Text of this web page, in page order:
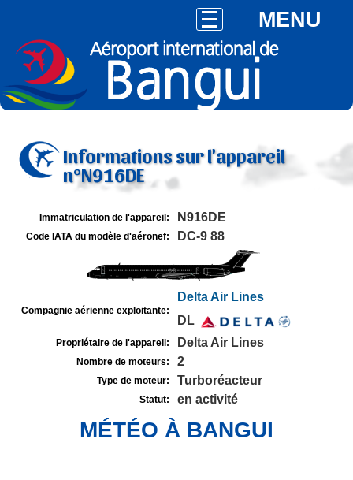
MENU
Informations sur l'appareil
n°N916DE
Immatriculation de l'appareil: N916DE
Code IATA du modèle d'aéronef: DC-9 88
Compagnie aérienne exploitante:
Delta Air Lines
DL
Propriétaire de l'appareil: Delta Air Lines
Nombre de moteurs: 2
Type de moteur: Turboréacteur
Statut: en activité
MÉTÉO À BANGUI